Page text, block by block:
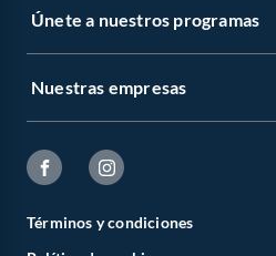
Únete a nuestros programas
Nuestras empresas
Términos y condiciones